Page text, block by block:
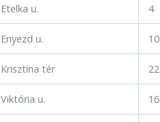
Etelka u. 4
Enyezd u. 10
Krisztina tér 22
Viktória u. 16